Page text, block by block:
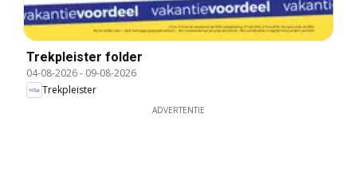
Trekpleister folder
04-08-2026- 09-08-2026
Trekpleister
ADVERTENTIE